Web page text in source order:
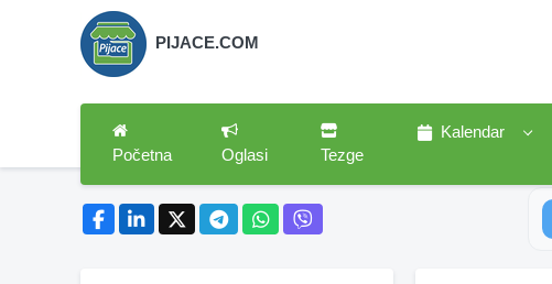
PIJACE.COM
Početna Oglasi Tezge
Kalendar